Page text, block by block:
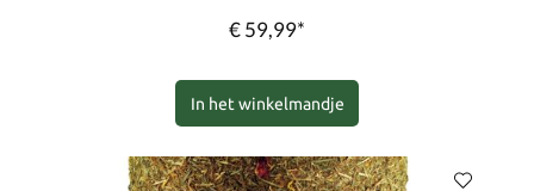
€ 59,99*
In het winkelmandje